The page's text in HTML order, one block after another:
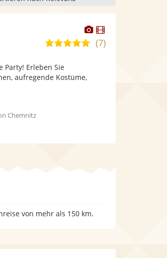
Dieser
Künstler
stellt
Dieser
Künstler
4,9(7)
Party! Erleben Sie
aufregende Kostüme,
Chemnitz
von mehr als 150 km.